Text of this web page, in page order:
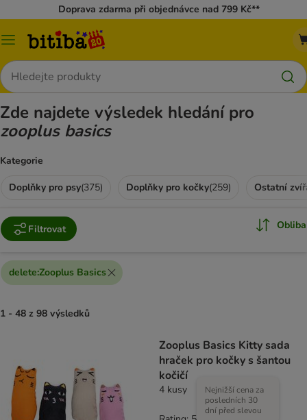
Doprava zdarma při objednávce nad 799 Kč**
Kategorie
Hledat
Zde najdete výsledek hledání pro
zooplus basics
Kategorie
Doplňky pro psy(375) Doplňky pro kočky(259) Ostatní
Filtrovat Obliba
delete:Zooplus Basics
1 - 48 z 98 výsledků
Zooplus Basics Kitty sada
hraček pro kočky s šantou
kočičí
4 kusy
Nejnižší cena za
posledních 30
dní před slevou